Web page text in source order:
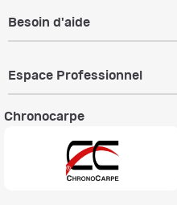
Besoin d'aide
Espace Professionnel
Chronocarpe